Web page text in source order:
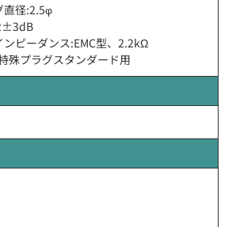
直径:2.5φ
ンピーダンス:EMC型、2.2kΩ
殊プラグスタンダード用